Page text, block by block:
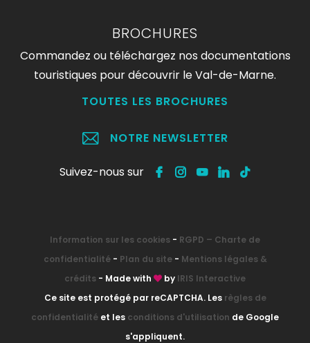
BROCHURES
Commandez ou téléchargez nos documentations
touristiques pour découvrir le Val-de-Marne.
TOUTES LES BROCHURES
NOTRE NEWSLETTER
Suivez-nous sur
Information sur les cookies - RGPD – Charte de
confidentialité- Plan du site- Mentions légales &
crédits - Made with by IRIS Interactive
Ce site est protégé par reCAPTCHA. Les règles de
confidentialité et les conditions d'utilisation de Google
s'appliquent.